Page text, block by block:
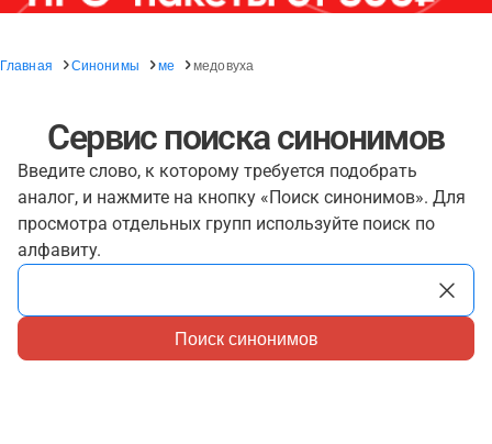
Главная Синонимы ме медовуха
Сервис поиска синонимов
Введите слово, к которому требуется подобрать
аналог, и нажмите на кнопку «Поиск синонимов». Для
просмотра отдельных групп используйте поиск по
алфавиту.
Поиск синонимов